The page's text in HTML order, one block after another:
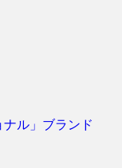
ナル」ブランド